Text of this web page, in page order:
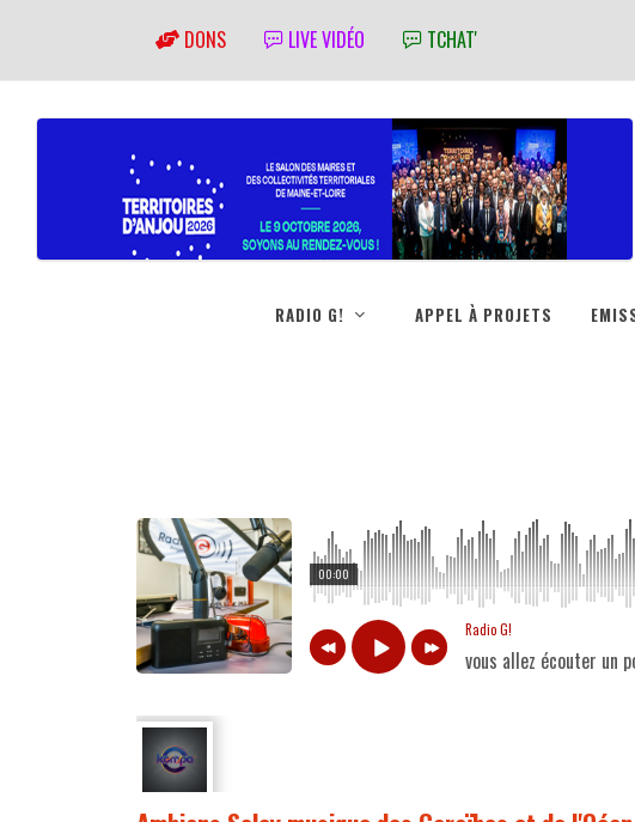
DONS LIVE VIDÉO TCHAT'
RADIO G! APPEL À PROJETS
00:00
Radio G!
vous allez écouter un